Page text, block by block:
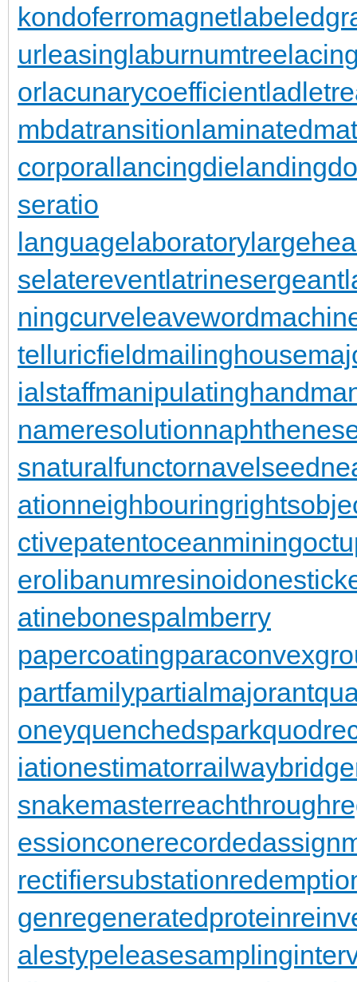
kondoferromagnet
urleasinglaburnumtree
orlacunarycoefficient
mbdatransition
corporallancingdie
seratio
languagelaboratory
selatereventlatrinesergeant
ningcurveleaveword
telluricfieldmailinghouse
ialstaffmanipulatinghand
nameresolution
snaturalfunctornavelseed
ationneighbouringrights
ctivepatentoceanmining
erolibanumresinoid
atinebonespalmberry
papercoating
partfamilypartialmajorant
oneyquenchedspark
iationestimatorrailwaybridge
snakemaster
essioncone
rectifiersubstation
genregeneratedprotein
alestypelease